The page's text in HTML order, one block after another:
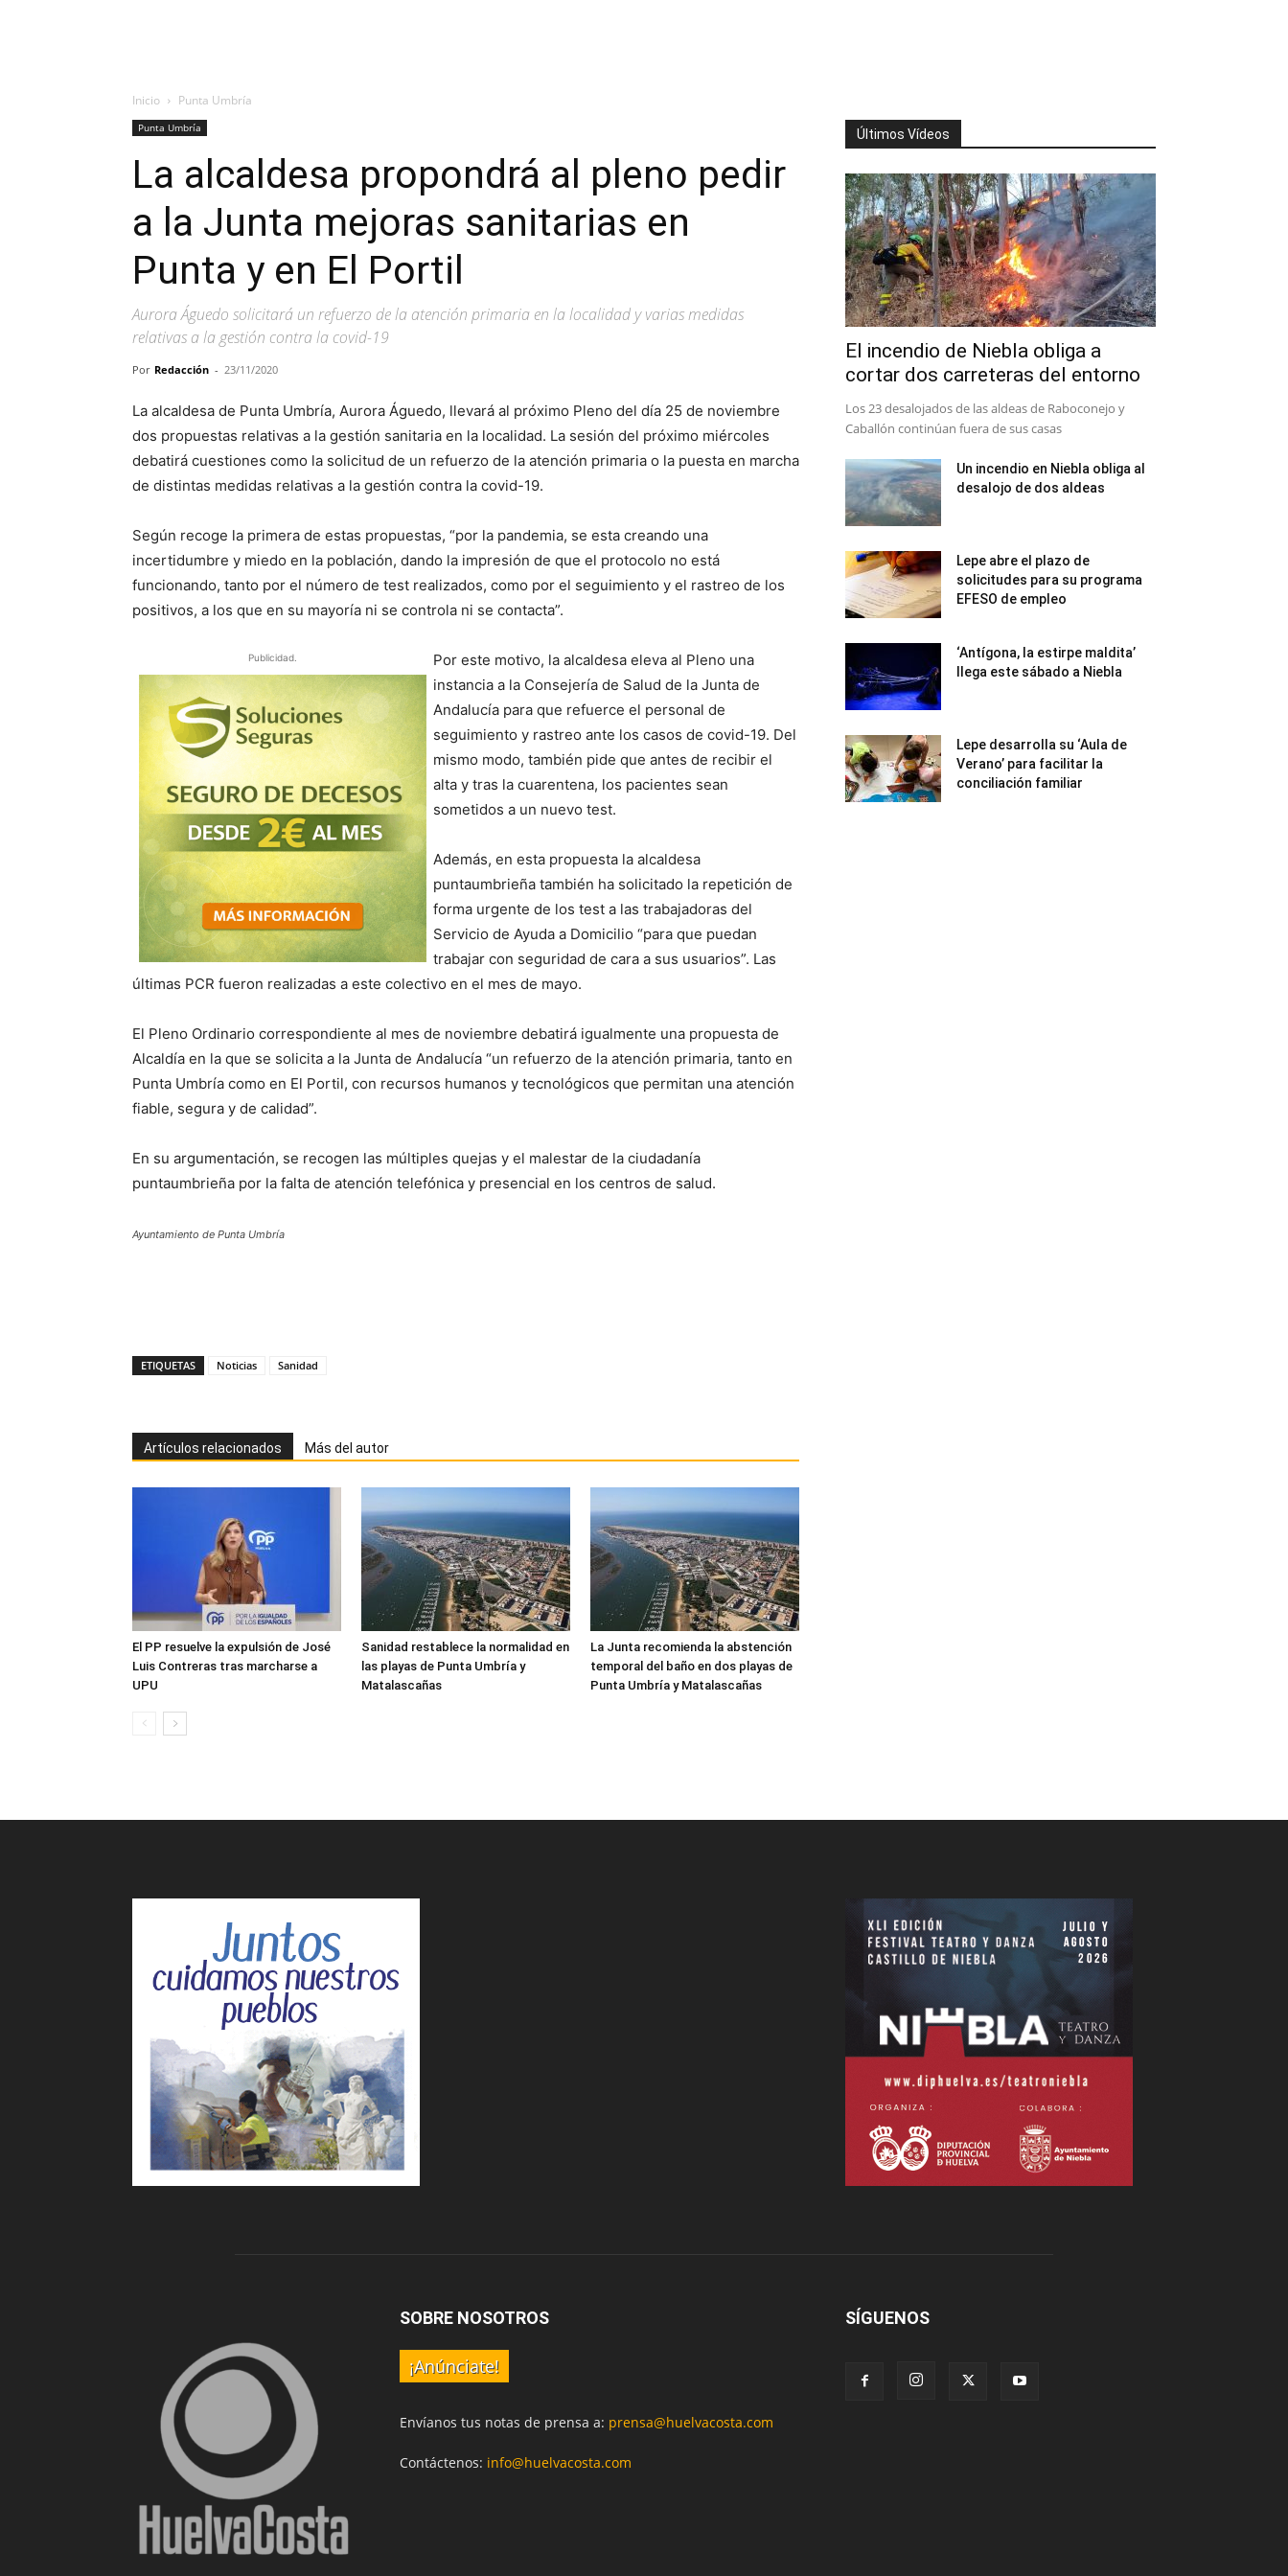
Inicio Punta Umbría
Punta Umbría
La alcaldesa propondrá al pleno pedir
a la Junta mejoras sanitarias en
Punta y en El Portil
Aurora Águedo solicitará un refuerzo de la atención primaria en la localidad y varias medidas
relativas a la gestión contra la covid-19
Por Redacción - 23/11/2020
La alcaldesa de Punta Umbría, Aurora Águedo, llevará al próximo Pleno del día 25 de noviembre
dos propuestas relativas a la gestión sanitaria en la localidad. La sesión del próximo miércoles
debatirá cuestiones como la solicitud de un refuerzo de la atención primaria o la puesta en marcha
de distintas medidas relativas a la gestión contra la covid-19.
Según recoge la primera de estas propuestas, “por la pandemia, se esta creando una
incertidumbre y miedo en la población, dando la impresión de que el protocolo no está
funcionando, tanto por el número de test realizados, como por el seguimiento y el rastreo de los
positivos, a los que en su mayoría ni se controla ni se contacta”.
Publicidad.
Por este motivo, la alcaldesa eleva al Pleno una
instancia a la Consejería de Salud de la Junta de
Andalucía para que refuerce el personal de
seguimiento y rastreo ante los casos de covid-19. Del
mismo modo, también pide que antes de recibir el
alta y tras la cuarentena, los pacientes sean
sometidos a un nuevo test.
Además, en esta propuesta la alcaldesa
puntaumbrieña también ha solicitado la repetición de
forma urgente de los test a las trabajadoras del
Servicio de Ayuda a Domicilio “para que puedan
trabajar con seguridad de cara a sus usuarios”. Las
últimas PCR fueron realizadas a este colectivo en el mes de mayo.
El Pleno Ordinario correspondiente al mes de noviembre debatirá igualmente una propuesta de
Alcaldía en la que se solicita a la Junta de Andalucía “un refuerzo de la atención primaria, tanto en
Punta Umbría como en El Portil, con recursos humanos y tecnológicos que permitan una atención
fiable, segura y de calidad”.
En su argumentación, se recogen las múltiples quejas y el malestar de la ciudadanía
puntaumbrieña por la falta de atención telefónica y presencial en los centros de salud.
Ayuntamiento de Punta Umbría
ETIQUETAS Noticias Sanidad
Artículos relacionados Más del autor
El PP resuelve la expulsión de José
Luis Contreras tras marcharse a
UPU
Sanidad restablece la normalidad en
las playas de Punta Umbría y
Matalascañas
La Junta recomienda la abstención
temporal del baño en dos playas de
Punta Umbría y Matalascañas
Últimos Vídeos
El incendio de Niebla obliga a
cortar dos carreteras del entorno
Los 23 desalojados de las aldeas de Raboconejo y
Caballón continúan fuera de sus casas
Un incendio en Niebla obliga al
desalojo de dos aldeas
Lepe abre el plazo de
solicitudes para su programa
EFESO de empleo
‘Antígona, la estirpe maldita’
llega este sábado a Niebla
Lepe desarrolla su ‘Aula de
Verano’ para facilitar la
conciliación familiar
SOBRE NOSOTROS
¡Anúnciate!
Envíanos tus notas de prensa a: prensa@huelvacosta.com
Contáctenos: info@huelvacosta.com
SÍGUENOS